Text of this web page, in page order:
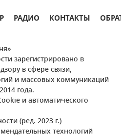
РАДИО КОНТАКТЫ
зарегистрировано в
в сфере связи,
и массовых коммуникаций
года.
и автоматического
(ред. 2023 г.)
технологий